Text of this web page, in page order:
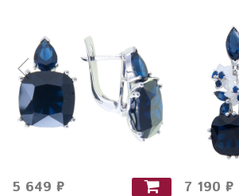
5 649 ₽ 7 190 ₽